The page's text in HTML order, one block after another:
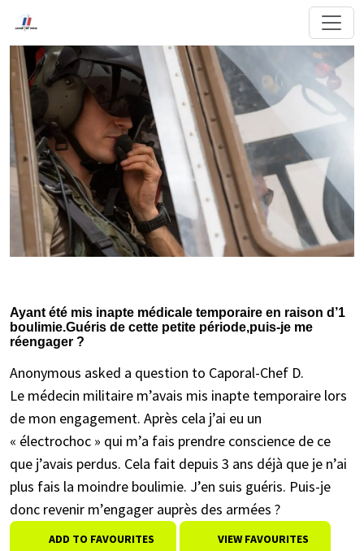
Ayant été mis inapte médicale temporaire en raison d’1
boulimie.Guéris de cette petite période,puis-je me
réengager ?
Anonymous asked a question to Caporal-Chef D.
Le médecin militaire m’avais mis inapte temporaire lors
de mon engagement. Après cela j’ai eu un
« électrochoc » qui m’a fais prendre conscience de ce
que j’avais perdus. Cela fait depuis 3 ans déjà que je n’ai
plus fais la moindre boulimie. J’en suis guéris. Puis-je
donc revenir m’engager auprès des armées ?
ADD TO FAVOURITES VIEW FAVOURITES